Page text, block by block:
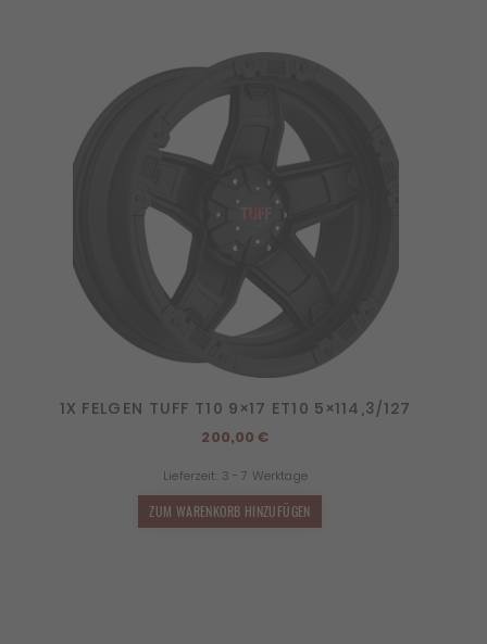
1X FELGEN TUFF T10 9×17 ET10 5×114,3/127
200,00€
Lieferzeit: 3 - 7 Werktage
ZUM WARENKORB HINZUFÜGEN